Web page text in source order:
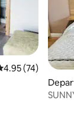
4.95 (74)